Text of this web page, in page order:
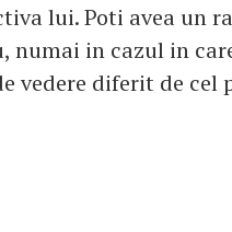
lui. Poti avea un
numai in cazul in
vedere diferit de cel